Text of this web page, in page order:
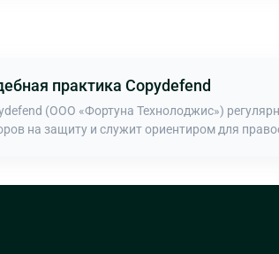
практика Copydefend
(ООО «Фортуна Технолоджис»)
на защиту и служит ориентиром для